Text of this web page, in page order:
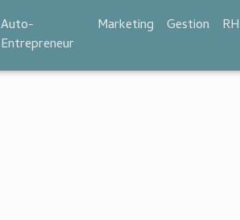
Auto-
Entrepreneur
Marketing Gestion RH